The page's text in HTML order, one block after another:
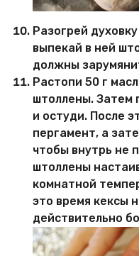
Разогрей
выпекай в ней
должны
Растопи 50 г
штоллены. Затем
и остуди. После
пергамент, а
чтобы внутрь не
штоллены
комнатной
это время кексы
действительно